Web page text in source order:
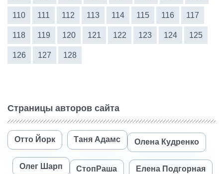
110 111 112 113 114 115 116 117
118 119 120 121 122 123 124 125
126 127 128
Страницы авторов сайта
Отто Йорк Таня Адамс Олена Кудренко
Олег Шарп СтопРаша Елена Подгорная